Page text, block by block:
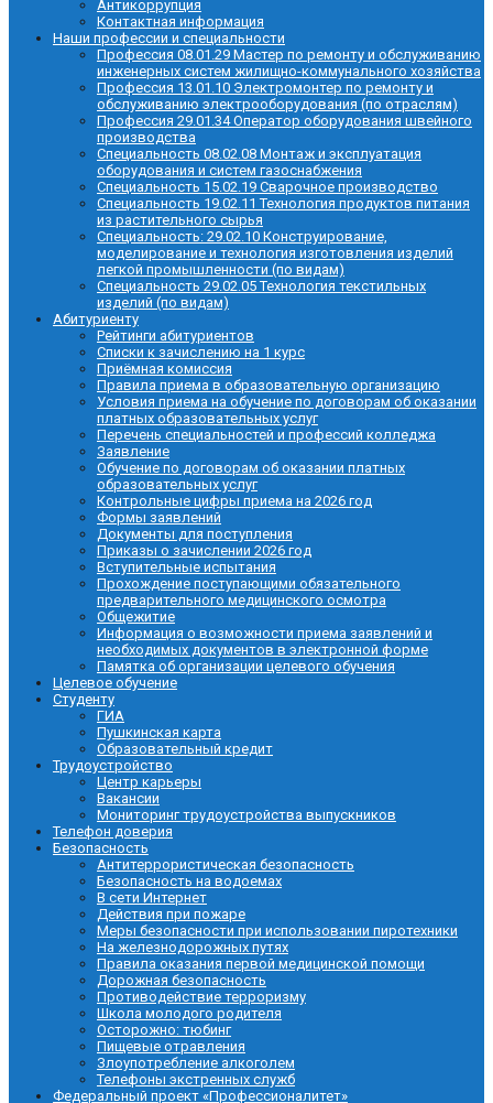
Антикоррупция
Контактная информация
Наши профессии и специальности
Профессия 08.01.29 Мастер по ремонту и обслуживанию
инженерных систем жилищно-коммунального хозяйства
Профессия 13.01.10 Электромонтер по ремонту и
обслуживанию электрооборудования (по отраслям)
Профессия 29.01.34 Оператор оборудования швейного
производства
Специальность 08.02.08 Монтаж и эксплуатация
оборудования и систем газоснабжения
Специальность 15.02.19 Сварочное производство
Специальность 19.02.11 Технология продуктов питания
из растительного сырья
Специальность: 29.02.10 Конструирование,
моделирование и технология изготовления изделий
легкой промышленности (по видам)
Специальность 29.02.05 Технология текстильных
изделий (по видам)
Абитуриенту
Рейтинги абитуриентов
Списки к зачислению на 1 курс
Приёмная комиссия
Правила приема в образовательную организацию
Условия приема на обучение по договорам об оказании
платных образовательных услуг
Перечень специальностей и профессий колледжа
Заявление
Обучение по договорам об оказании платных
образовательных услуг
Контрольные цифры приема на 2026 год
Формы заявлений
Документы для поступления
Приказы о зачислении 2026 год
Вступительные испытания
Прохождение поступающими обязательного
предварительного медицинского осмотра
Общежитие
Информация о возможности приема заявлений и
необходимых документов в электронной форме
Памятка об организации целевого обучения
Целевое обучение
Студенту
ГИА
Пушкинская карта
Образовательный кредит
Трудоустройство
Центр карьеры
Вакансии
Мониторинг трудоустройства выпускников
Телефон доверия
Безопасность
Антитеррористическая безопасность
Безопасность на водоемах
В сети Интернет
Действия при пожаре
Меры безопасности при использовании пиротехники
На железнодорожных путях
Правила оказания первой медицинской помощи
Дорожная безопасность
Противодействие терроризму
Школа молодого родителя
Осторожно: тюбинг
Пищевые отравления
Злоупотребление алкоголем
Телефоны экстренных служб
Федеральный проект «Профессионалитет»